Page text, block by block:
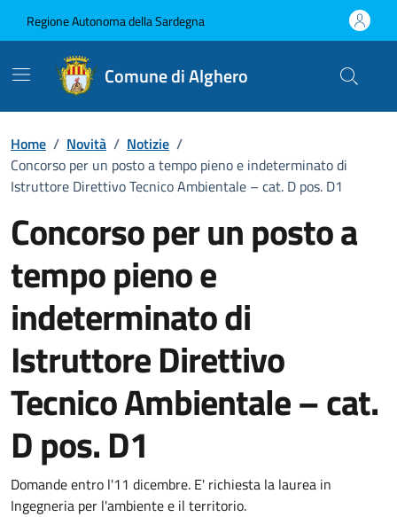
Regione Autonoma della Sardegna
Comune di Alghero
Home / Novità / Notizie /
Concorso per un posto a tempo pieno e indeterminato di
Istruttore Direttivo Tecnico Ambientale – cat. D pos. D1
Concorso per un posto a
tempo pieno e
indeterminato di
Istruttore Direttivo
Tecnico Ambientale – cat.
D pos. D1
Dettagli della notizia
Domande entro l'11 dicembre. E' richiesta la laurea in
Ingegneria per l'ambiente e il territorio.